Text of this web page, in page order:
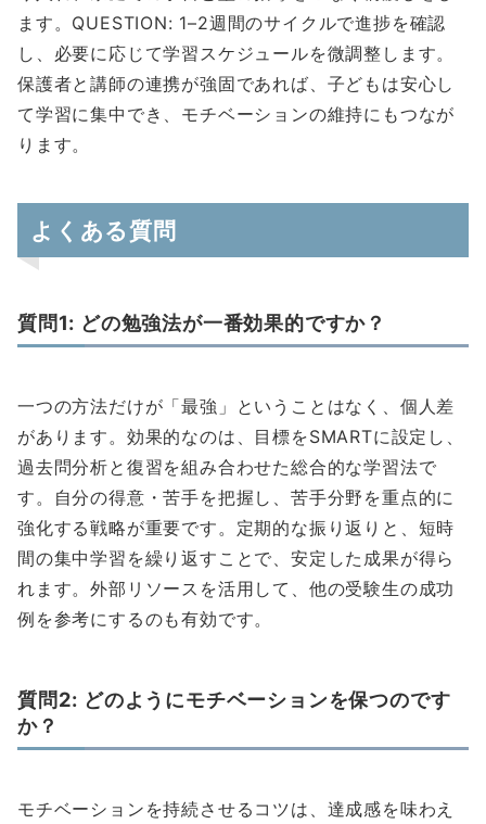
ます。QUESTION: 1–2週間のサイクルで進捗を確認
し、必要に応じて学習スケジュールを微調整します。
保護者と講師の連携が強固であれば、子どもは安心し
て学習に集中でき、モチベーションの維持にもつなが
ります。
よくある質問
質問1: どの勉強法が一番効果的ですか？
一つの方法だけが「最強」ということはなく、個人差
があります。効果的なのは、目標をSMARTに設定し、
過去問分析と復習を組み合わせた総合的な学習法で
す。自分の得意・苦手を把握し、苦手分野を重点的に
強化する戦略が重要です。定期的な振り返りと、短時
間の集中学習を繰り返すことで、安定した成果が得ら
れます。外部リソースを活用して、他の受験生の成功
例を参考にするのも有効です。
質問2: どのようにモチベーションを保つのです
か？
モチベーションを持続させるコツは、達成感を味わえ